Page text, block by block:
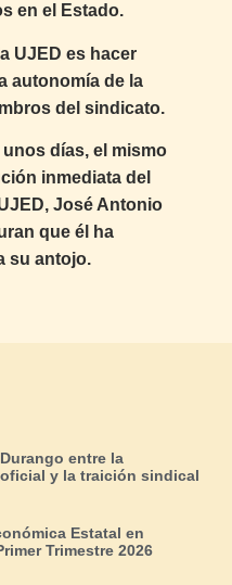
en el Estado.
UJED es hacer
autonomía de la
del sindicato.
días, el mismo
inmediata del
José Antonio
que él ha
su antojo.
entre la
y la traición sindical
Estatal en
Trimestre 2026